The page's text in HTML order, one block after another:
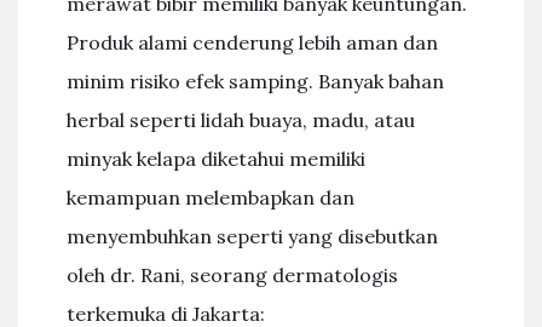
Produk alami cenderung lebih aman dan
minim risiko efek samping. Banyak bahan
herbal seperti lidah buaya, madu, atau
minyak kelapa diketahui memiliki
kemampuan melembapkan dan
menyembuhkan seperti yang disebutkan
oleh dr. Rani, seorang dermatologis
terkemuka di Jakarta: